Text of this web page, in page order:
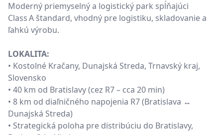
Moderný priemyselný a logistický park spĺňajúci
Class A štandard, vhodný pre logistiku, skladovanie a
ľahkú výrobu.
LOKALITA:
• Kostolné Kračany, Dunajská Streda, Trnavský kraj,
Slovensko
• 40 km od Bratislavy (cez R7 – cca 20 min)
• 8 km od diaľničného napojenia R7 (Bratislava ↔
Dunajská Streda)
• Strategická poloha pre distribúciu do Bratislavy,